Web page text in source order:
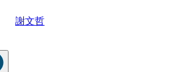
謝文哲